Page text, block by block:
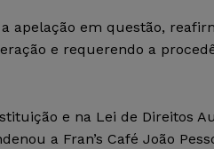
apelação em questão,
e requerendo a
e na Lei de Direitos
a Fran’s Café João